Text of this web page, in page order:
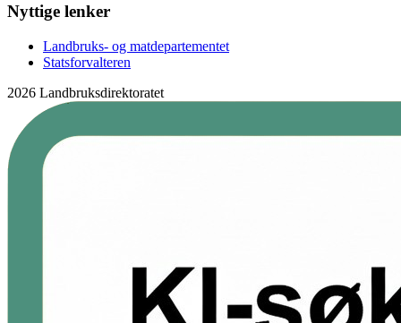
Nyttige lenker
Landbruks- og matdepartementet
Statsforvalteren
2026 Landbruksdirektoratet